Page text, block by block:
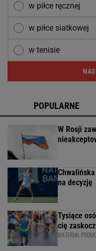
w piłce ręcznej
w piłce siatkowej
w tenisie
POPULARNE
W Rosji
na decyzję
Tysiące
cię
MATERIAŁ